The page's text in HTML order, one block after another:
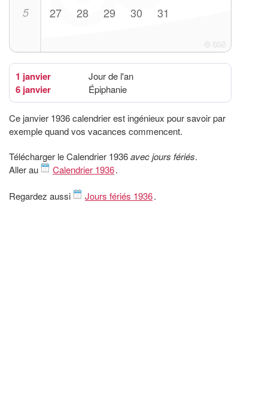
5 27 28 29 30 31
1 janvier Jour de l'an
6 janvier Épiphanie
Ce janvier 1936 calendrier est ingénieux pour savoir par
exemple quand vos vacances commencent.
Télécharger le Calendrier 1936avec jours fériés.
Aller au
Calendrier 1936.
Regardez aussi Jours fériés 1936.